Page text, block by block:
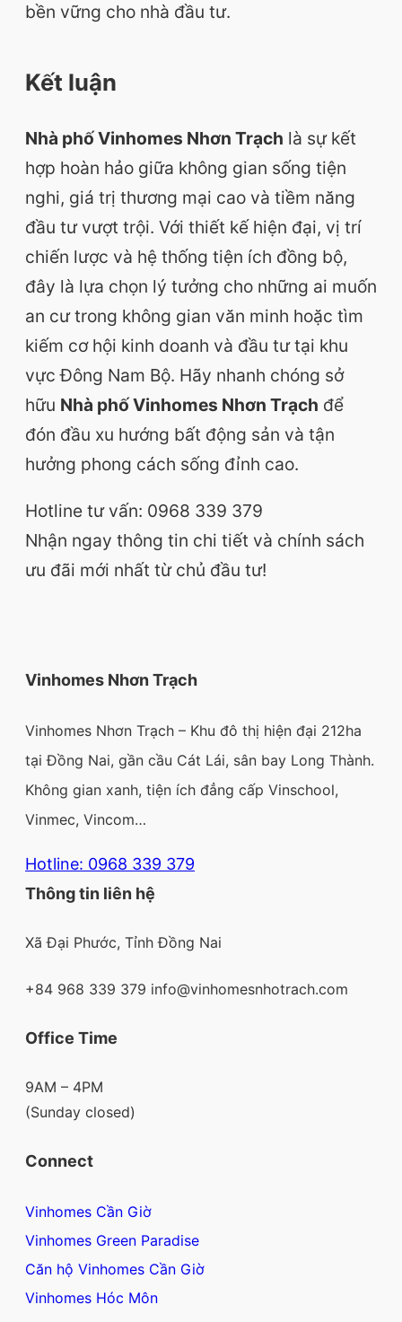
bền vững cho nhà đầu tư.
Kết luận
Nhà phố Vinhomes Nhơn Trạch là sự kết
hợp hoàn hảo giữa không gian sống tiện
nghi, giá trị thương mại cao và tiềm năng
đầu tư vượt trội. Với thiết kế hiện đại, vị trí
chiến lược và hệ thống tiện ích đồng bộ,
đây là lựa chọn lý tưởng cho những ai muốn
an cư trong không gian văn minh hoặc tìm
kiếm cơ hội kinh doanh và đầu tư tại khu
vực Đông Nam Bộ. Hãy nhanh chóng sở
hữu Nhà phố Vinhomes Nhơn Trạch để
đón đầu xu hướng bất động sản và tận
hưởng phong cách sống đỉnh cao.
Hotline tư vấn: 0968 339 379
Nhận ngay thông tin chi tiết và chính sách
ưu đãi mới nhất từ chủ đầu tư!
Vinhomes Nhơn Trạch
Vinhomes Nhơn Trạch – Khu đô thị hiện đại 212ha
tại Đồng Nai, gần cầu Cát Lái, sân bay Long Thành.
Không gian xanh, tiện ích đẳng cấp Vinschool,
Vinmec, Vincom…
Hotline: 0968 339 379
Thông tin liên hệ
Xã Đại Phước, Tỉnh Đồng Nai
+84 968 339 379 info@vinhomesnhotrach.com
Office Time
9AM – 4PM
(Sunday closed)
Connect
Vinhomes Cần Giờ
Vinhomes Green Paradise
Căn hộ Vinhomes Cần Giờ
Vinhomes Hóc Môn